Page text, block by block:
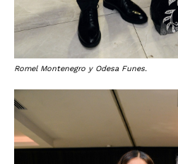
Romel Montenegro y Odesa Funes.